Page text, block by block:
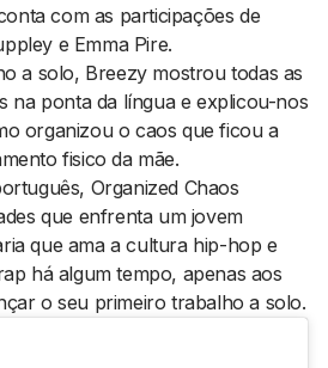
com as participações de
e Emma Pire.
a solo, Breezy mostrou todas as
na ponta da língua e explicou-nos
organizou o caos que ficou a
fisico da mãe.
Organized Chaos
que enfrenta um jovem
que ama a cultura hip-hop e
há algum tempo, apenas aos
o seu primeiro trabalho a solo.